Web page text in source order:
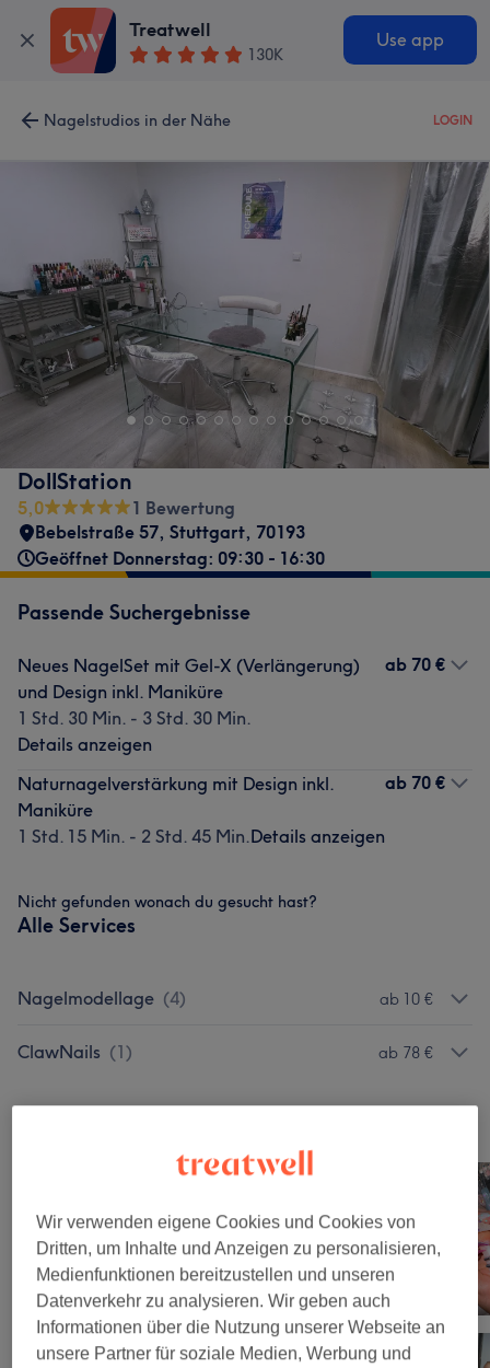
Treatwell
130K
Use app
Nagelstudios in der Nähe LOGIN
DollStation
5,0
1 Bewertung
Bebelstraße 57, Stuttgart, 70193
Geöffnet Donnerstag: 09:30 - 16:30
Passende Suchergebnisse
Neues NagelSet mit Gel-X (Verlängerung)
und Design inkl. Maniküre
1 Std. 30 Min. - 3 Std. 30 Min.
Details anzeigen
ab 70 €
Naturnagelverstärkung mit Design inkl.
Maniküre
1 Std. 15 Min. - 2 Std. 45 Min.Details anzeigen
ab 70 €
Nicht gefunden wonach du gesucht hast?
Alle Services
Nagelmodellage (4) ab 10 €
ClawNails (1) ab 78 €
Bild anklicken für weitere Details
Wir verwenden eigene Cookies und Cookies von
Dritten, um Inhalte und Anzeigen zu personalisieren,
Medienfunktionen bereitzustellen und unseren
Datenverkehr zu analysieren. Wir geben auch
Informationen über die Nutzung unserer Webseite an
unsere Partner für soziale Medien, Werbung und